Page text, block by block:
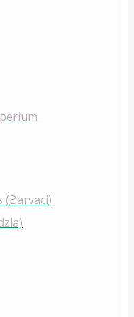
(Barvaci)